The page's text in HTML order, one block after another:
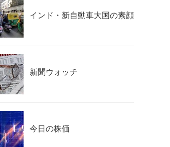
インド・新自動車大国の素顔
新聞ウォッチ
今日の株価